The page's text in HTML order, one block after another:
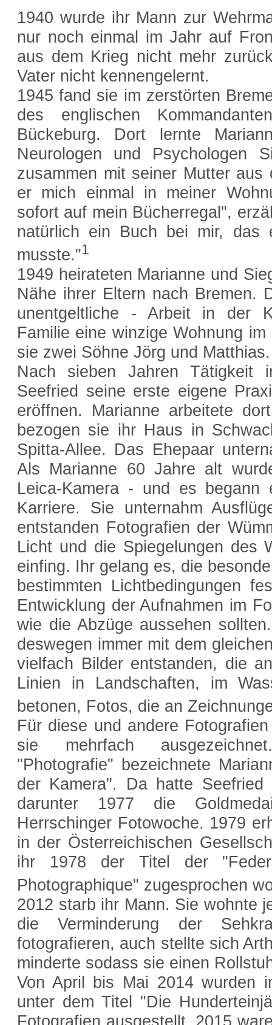
1940 wurde ihr Mann zur
nur noch einmal im Jahr auf
aus dem Krieg nicht mehr
Vater nicht kennengelernt.
1945 fand sie im zerstörten
des englischen
Bückeburg. Dort lernte
Neurologen und Psychologen
zusammen mit seiner Mutter
er mich einmal in meiner
sofort auf mein Bücherregal",
natürlich ein Buch bei mir, das
musste."1
1949 heirateten Marianne und
Nähe ihrer Eltern nach Bremen.
unentgeltliche - Arbeit in der
Familie eine winzige Wohnung
sie zwei Söhne Jörg und Matthias.
Nach sieben Jahren Tätigkeit
Seefried seine erste eigene
eröffnen. Marianne arbeitete
bezogen sie ihr Haus in
Spitta-Allee. Das Ehepaar
Als Marianne 60 Jahre alt
Leica-Kamera - und es begann
Karriere. Sie unternahm
entstanden Fotografien der
Licht und die Spiegelungen des
einfing. Ihr gelang es, die
bestimmten Lichtbedingungen
Entwicklung der Aufnahmen im
wie die Abzüge aussehen
deswegen immer mit dem
vielfach Bilder entstanden, die
Linien in Landschaften, im
betonen, Fotos, die an
Für diese und andere
sie mehrfach
"Photografie" bezeichnete
der Kamera". Da hatte
darunter 1977 die
Herrschinger Fotowoche. 1979
in der Österreichischen
ihr 1978 der Titel der
Photographique" zugesprochen
2012 starb ihr Mann. Sie wohnte
die Verminderung der
fotografieren, auch stellte sich
minderte sodass sie einen
Von April bis Mai 2014 wurden
unter dem Titel "Die
Fotografien ausgestellt, 2015